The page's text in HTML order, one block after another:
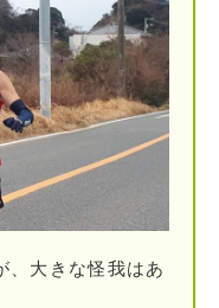
、大きな怪我はあ